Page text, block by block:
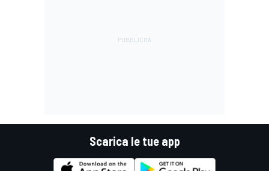
Scarica le tue app